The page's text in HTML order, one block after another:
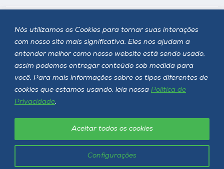
Nós utilizamos os Cookies para tornar suas interações
com nosso site mais significativa. Eles nos ajudam a
entender melhor como nosso website está sendo usado,
assim podemos entregar conteúdo sob medida para
você. Para mais informações sobre os tipos diferentes de
cookies que estamos usando, leia nossa Política de
Privacidade.
Configurações
Aceitar todos os cookies
Siga a Unoesc
Unoesc © 2026 - Todos os direitos reservados
Política de privacidade LGPD